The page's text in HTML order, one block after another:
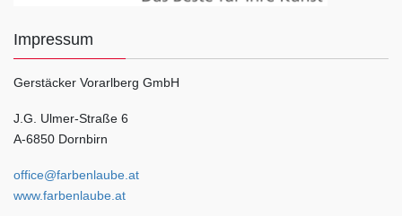
Impressum
Gerstäcker Vorarlberg GmbH
J.G. Ulmer-Straße 6
A-6850 Dornbirn
office@farbenlaube.at
www.farbenlaube.at